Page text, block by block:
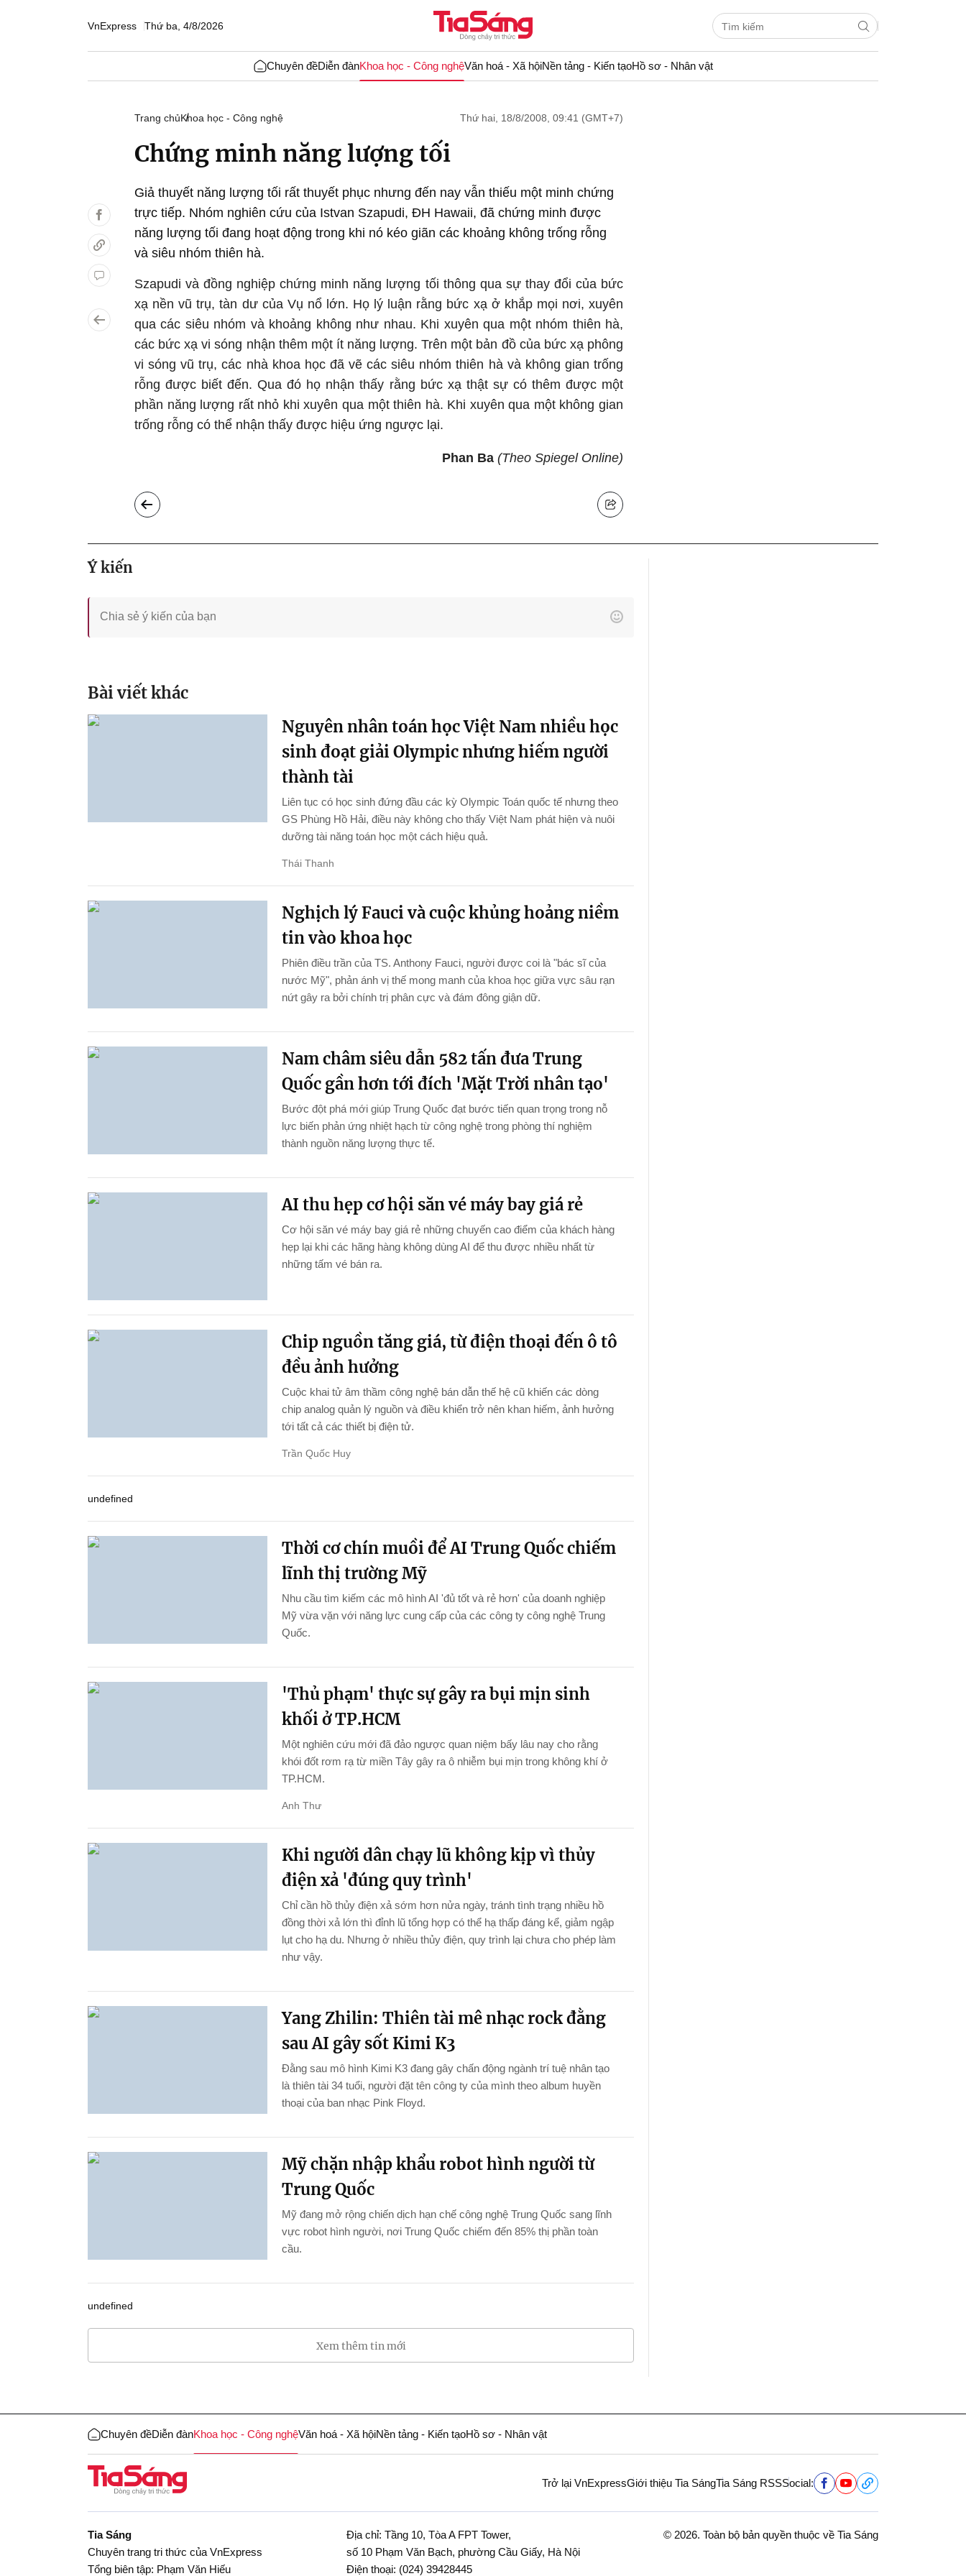
VnExpress Thứ ba, 4/8/2026
Chuyên đềDiễn đànKhoa học - Công nghệVăn hoá - Xã hộiNền tảng - Kiến tạoHồ sơ - Nhân vật
Trang chủKhoa học - Công nghệ Thứ hai, 18/8/2008, 09:41 (GMT+7)
Chứng minh năng lượng tối
Giả thuyết năng lượng tối rất thuyết phục nhưng đến nay vẫn thiếu một minh chứng
trực tiếp. Nhóm nghiên cứu của Istvan Szapudi, ĐH Hawaii, đã chứng minh được
năng lượng tối đang hoạt động trong khi nó kéo giãn các khoảng không trống rỗng
và siêu nhóm thiên hà.
Szapudi và đồng nghiệp chứng minh năng lượng tối thông qua sự thay đổi của bức
xạ nền vũ trụ, tàn dư của Vụ nổ lớn. Họ lý luận rằng bức xạ ở khắp mọi nơi, xuyên
qua các siêu nhóm và khoảng không như nhau. Khi xuyên qua một nhóm thiên hà,
các bức xạ vi sóng nhận thêm một ít năng lượng. Trên một bản đồ của bức xạ phông
vi sóng vũ trụ, các nhà khoa học đã vẽ các siêu nhóm thiên hà và không gian trống
rỗng được biết đến. Qua đó họ nhận thấy rằng bức xạ thật sự có thêm được một
phần năng lượng rất nhỏ khi xuyên qua một thiên hà. Khi xuyên qua một không gian
trống rỗng có thể nhận thấy được hiệu ứng ngược lại.
Phan Ba (Theo Spiegel Online)
Ý kiến
Bài viết khác
Nguyên nhân toán học Việt Nam nhiều học
sinh đoạt giải Olympic nhưng hiếm người
thành tài
Liên tục có học sinh đứng đầu các kỳ Olympic Toán quốc tế nhưng theo
GS Phùng Hồ Hải, điều này không cho thấy Việt Nam phát hiện và nuôi
dưỡng tài năng toán học một cách hiệu quả.
Thái Thanh
Nghịch lý Fauci và cuộc khủng hoảng niềm
tin vào khoa học
Phiên điều trần của TS. Anthony Fauci, người được coi là "bác sĩ của
nước Mỹ", phản ánh vị thế mong manh của khoa học giữa vực sâu rạn
nứt gây ra bởi chính trị phân cực và đám đông giận dữ.
Nam châm siêu dẫn 582 tấn đưa Trung
Quốc gần hơn tới đích 'Mặt Trời nhân tạo'
Bước đột phá mới giúp Trung Quốc đạt bước tiến quan trọng trong nỗ
lực biến phản ứng nhiệt hạch từ công nghệ trong phòng thí nghiệm
thành nguồn năng lượng thực tế.
AI thu hẹp cơ hội săn vé máy bay giá rẻ
Cơ hội săn vé máy bay giá rẻ những chuyến cao điểm của khách hàng
hẹp lại khi các hãng hàng không dùng AI để thu được nhiều nhất từ
những tấm vé bán ra.
Chip nguồn tăng giá, từ điện thoại đến ô tô
đều ảnh hưởng
Cuộc khai tử âm thầm công nghệ bán dẫn thế hệ cũ khiến các dòng
chip analog quản lý nguồn và điều khiển trở nên khan hiếm, ảnh hưởng
tới tất cả các thiết bị điện tử.
Trần Quốc Huy
undefined
Thời cơ chín muồi để AI Trung Quốc chiếm
lĩnh thị trường Mỹ
Nhu cầu tìm kiếm các mô hình AI 'đủ tốt và rẻ hơn' của doanh nghiệp
Mỹ vừa vặn với năng lực cung cấp của các công ty công nghệ Trung
Quốc.
'Thủ phạm' thực sự gây ra bụi mịn sinh
khối ở TP.HCM
Một nghiên cứu mới đã đảo ngược quan niệm bấy lâu nay cho rằng
khói đốt rơm rạ từ miền Tây gây ra ô nhiễm bụi mịn trong không khí ở
TP.HCM.
Anh Thư
Khi người dân chạy lũ không kịp vì thủy
điện xả 'đúng quy trình'
Chỉ cần hồ thủy điện xả sớm hơn nửa ngày, tránh tình trạng nhiều hồ
đồng thời xả lớn thì đỉnh lũ tổng hợp có thể hạ thấp đáng kể, giảm ngập
lụt cho hạ du. Nhưng ở nhiều thủy điện, quy trình lại chưa cho phép làm
như vậy.
Yang Zhilin: Thiên tài mê nhạc rock đằng
sau AI gây sốt Kimi K3
Đằng sau mô hình Kimi K3 đang gây chấn động ngành trí tuệ nhân tạo
là thiên tài 34 tuổi, người đặt tên công ty của mình theo album huyền
thoại của ban nhạc Pink Floyd.
Mỹ chặn nhập khẩu robot hình người từ
Trung Quốc
Mỹ đang mở rộng chiến dịch hạn chế công nghệ Trung Quốc sang lĩnh
vực robot hình người, nơi Trung Quốc chiếm đến 85% thị phần toàn
cầu.
undefined
Xem thêm tin mới
Chuyên đềDiễn đànKhoa học - Công nghệVăn hoá - Xã hộiNền tảng - Kiến tạoHồ sơ - Nhân vật
Trở lại VnExpressGiới thiệu Tia SángTia Sáng RSSSocial:
Tia Sáng
Chuyên trang tri thức của VnExpress
Tổng biên tập: Phạm Văn Hiếu
Địa chỉ: Tầng 10, Tòa A FPT Tower,
số 10 Phạm Văn Bạch, phường Cầu Giấy, Hà Nội
Điện thoại: (024) 39428445
© 2026. Toàn bộ bản quyền thuộc về Tia Sáng